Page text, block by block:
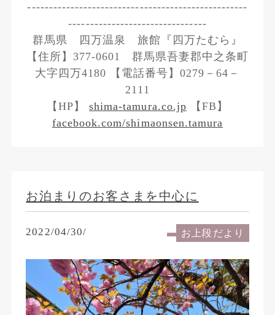
---------------------------------------------------
--------------------------------
群馬県 四万温泉 旅館『四万たむら』
【住所】377-0601 群馬県吾妻郡中之条町
大字四万4180 【電話番号】0279－64－
2111
【HP】shima-tamura.co.jp 【FB】
facebook.com/shimaonsen.tamura
お泊まりのお客さまを中心に
2022/04/30/ お上段だより